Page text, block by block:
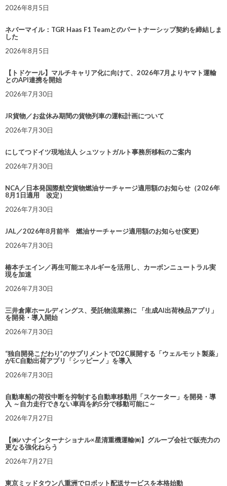
2026年8月5日
ネバーマイル：TGR Haas F1 Teamとのパートナーシップ契約を締結しま
した
2026年8月5日
【トドケール】マルチキャリア化に向けて、2026年7月よりヤマト運輸
とのAPI連携を開始
2026年7月30日
JR貨物／お盆休み期間の貨物列車の運転計画について
2026年7月30日
にしてつドイツ現地法人 シュツットガルト事務所移転のご案内
2026年7月30日
NCA／日本発国際航空貨物燃油サーチャージ適用額のお知らせ（2026年
8月1日適用 改定）
2026年7月30日
JAL／2026年8月前半 燃油サーチャージ適用額のお知らせ(変更)
2026年7月30日
椿本チエイン／再生可能エネルギーを活用し、カーボンニュートラル実
現を加速
2026年7月30日
三井倉庫ホールディングス、受託物流業務に 「生成AI出荷検品アプリ」
を開発・導入開始
2026年7月30日
“独自開発こだわり”のサプリメントでD2C展開する「ウェルモット製薬」
がEC自動出荷アプリ「シッピーノ」を導入
2026年7月30日
自動車船の荷役中断を抑制する自動車移動用「スケーター」を開発・導
入 ～自力走行できない車両を約5分で移動可能に～
2026年7月27日
【㈱ハナインターナショナル×星清重機運輸㈱】グループ会社で販売力の
更なる強化ねらう
2026年7月27日
東京ミッドタウン八重洲でロボット配送サービスを本格始動